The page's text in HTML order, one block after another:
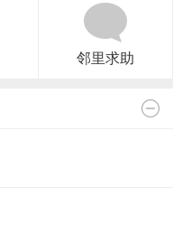
邻里求助